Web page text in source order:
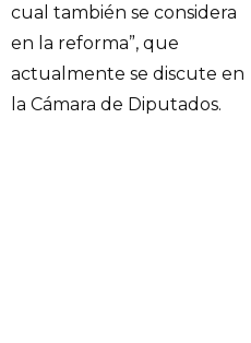
cual también se considera
en la reforma”, que
actualmente se discute en
la Cámara de Diputados.